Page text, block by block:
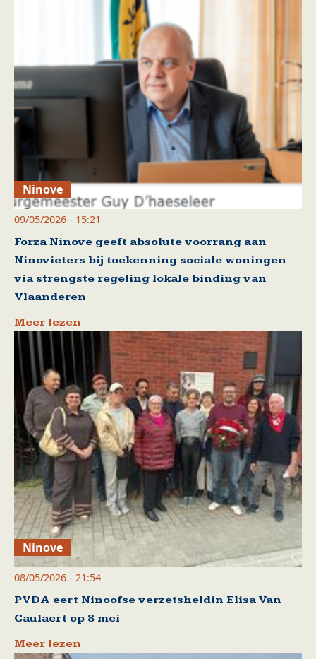
Ninove
09/05/2026 - 15:21
Forza Ninove geeft absolute voorrang aan
Ninovieters bij toekenning sociale woningen
via strengste regeling lokale binding van
Vlaanderen
Meer lezen
Ninove
08/05/2026 - 21:54
PVDA eert Ninoofse verzetsheldin Elisa Van
Caulaert op 8 mei
Meer lezen